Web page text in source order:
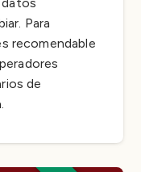
Para
recomendable
de